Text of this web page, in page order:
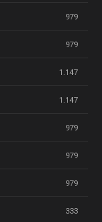
979
979
1.147
1.147
979
979
979
333